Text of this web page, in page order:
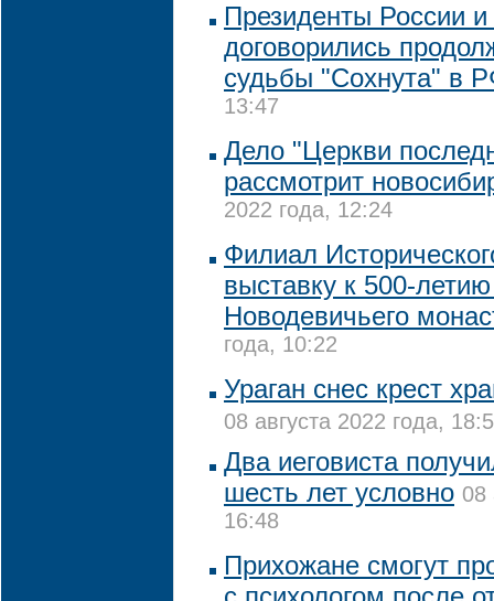
Президенты России
договорились
судьбы "Сохнута" в
13:47
Дело "Церкви
рассмотрит
2022 года, 12:24
Филиал
выставку к 500-
Новодевичьего
года, 10:22
Ураган снес крест
08 августа 2022 года,
Два иеговиста
шесть лет условно 08
16:48
Прихожане смогут